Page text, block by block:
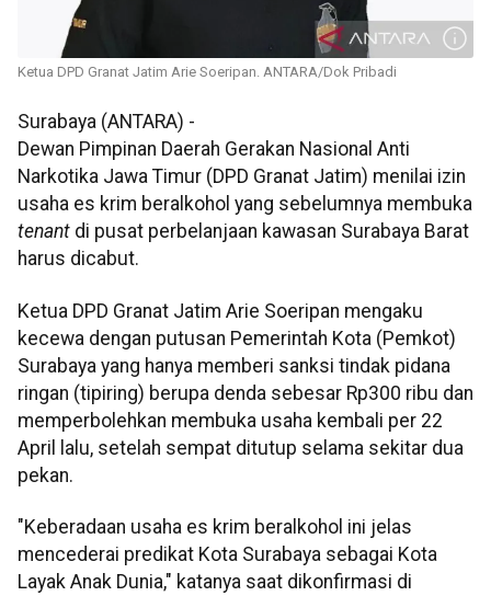
Ketua DPD Granat Jatim Arie Soeripan. ANTARA/Dok Pribadi
Surabaya (ANTARA) -
Dewan Pimpinan Daerah Gerakan Nasional Anti
Narkotika Jawa Timur (DPD Granat Jatim) menilai izin
usaha es krim beralkohol yang sebelumnya membuka
tenant di pusat perbelanjaan kawasan Surabaya Barat
harus dicabut.
Ketua DPD Granat Jatim Arie Soeripan mengaku
kecewa dengan putusan Pemerintah Kota (Pemkot)
Surabaya yang hanya memberi sanksi tindak pidana
ringan (tipiring) berupa denda sebesar Rp300 ribu dan
memperbolehkan membuka usaha kembali per 22
April lalu, setelah sempat ditutup selama sekitar dua
pekan.
"Keberadaan usaha es krim beralkohol ini jelas
mencederai predikat Kota Surabaya sebagai Kota
Layak Anak Dunia," katanya saat dikonfirmasi di